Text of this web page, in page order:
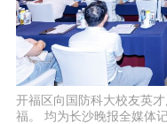
开福区向国防科大校友英
福。 均为长沙晚报全媒体